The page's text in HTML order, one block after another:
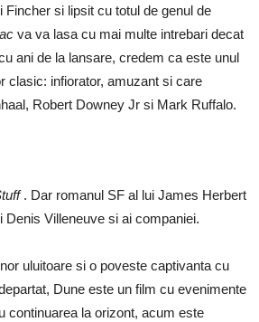
si lipsit cu totul de genul de
va va lasa cu mai multe intrebari decat
ani de la lansare, credem ca este unul
clasic: infiorator, amuzant si care
Robert Downey Jr si Mark Ruffalo.
. Dar romanul SF al lui James Herbert
Villeneuve si ai companiei.
uluitoare si o poveste captivanta cu
Dune este un film cu evenimente
continuarea la orizont, acum este